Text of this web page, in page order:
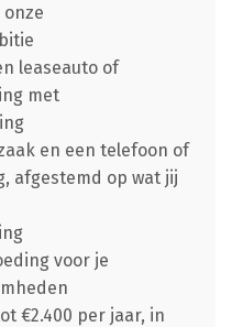
leaseauto of
met
en een telefoon of
afgestemd op wat jij
voor je
€2.400 per jaar, in